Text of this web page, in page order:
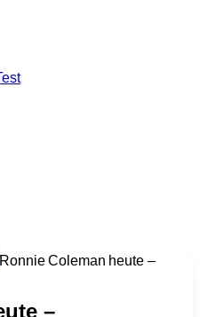
Ronnie Coleman heute –
–